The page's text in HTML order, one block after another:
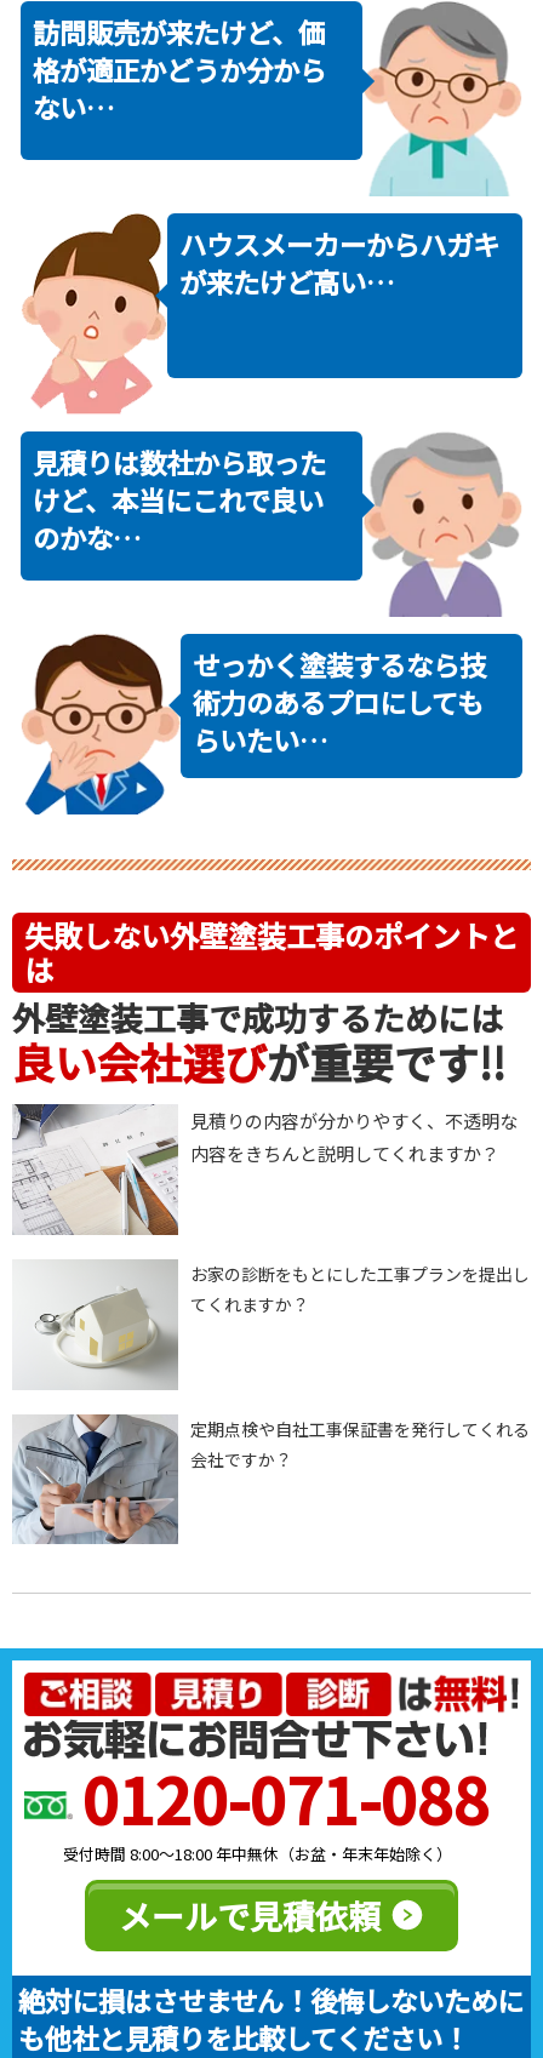
訪問販売が来たけど、価
格が適正かどうか分から
ない…
ハウスメーカーからハガキ
が来たけど高い…
見積りは数社から取った
けど、本当にこれで良い
のかな…
せっかく塗装するなら技
術力のあるプロにしても
らいたい…
失敗しない外壁塗装工事のポイントと
は
外壁塗装工事で成功するためには
良い会社選びが重要です!!
見積りの内容が分かりやすく、不透明な
内容をきちんと説明してくれますか？
お家の診断をもとにした工事プランを提出し
てくれますか？
定期点検や自社工事保証書を発行してくれる
会社ですか？
0120-071-088
受付時間 8:00～18:00 年中無休（お盆・年末年始除く）
メールで見積依頼
絶対に損はさせません！後悔しないために
も他社と見積りを比較してください！